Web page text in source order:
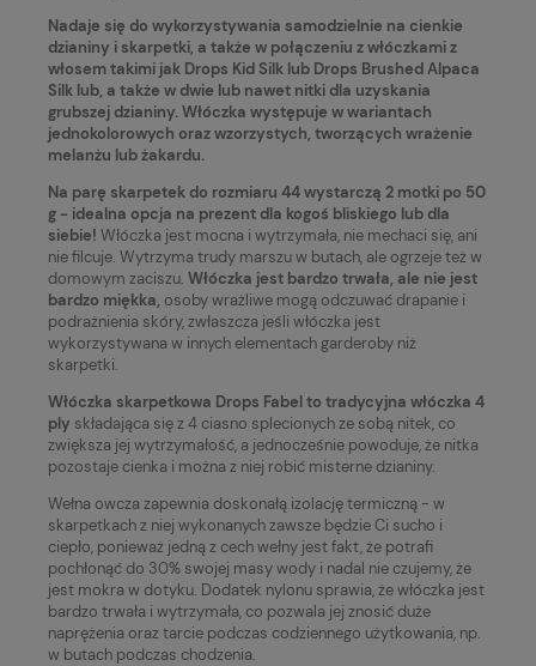
Nadaje się do wykorzystywania samodzielnie na cienkie
dzianiny i skarpetki, a także w połączeniu z włóczkami z
włosem takimi jak Drops Kid Silk lub Drops Brushed Alpaca
Silk lub, a także w dwie lub nawet nitki dla uzyskania
grubszej dzianiny. Włóczka występuje w wariantach
jednokolorowych oraz wzorzystych, tworzących wrażenie
melanżu lub żakardu.
Na parę skarpetek do rozmiaru 44 wystarczą 2 motki po 50
g - idealna opcja na prezent dla kogoś bliskiego lub dla
siebie! Włóczka jest mocna i wytrzymała, nie mechaci się, ani
nie filcuje. Wytrzyma trudy marszu w butach, ale ogrzeje też w
domowym zaciszu. Włóczka jest bardzo trwała, ale nie jest
bardzo miękka, osoby wrażliwe mogą odczuwać drapanie i
podrażnienia skóry, zwłaszcza jeśli włóczka jest
wykorzystywana w innych elementach garderoby niż
skarpetki.
Włóczka skarpetkowa Drops Fabel to tradycyjna włóczka 4
ply składająca się z 4 ciasno splecionych ze sobą nitek, co
zwiększa jej wytrzymałość, a jednocześnie powoduje, że nitka
pozostaje cienka i można z niej robić misterne dzianiny.
Wełna owcza zapewnia doskonałą izolację termiczną - w
skarpetkach z niej wykonanych zawsze będzie Ci sucho i
ciepło, ponieważ jedną z cech wełny jest fakt, że potrafi
pochłonąć do 30% swojej masy wody i nadal nie czujemy, że
jest mokra w dotyku. Dodatek nylonu sprawia, że włóczka jest
bardzo trwała i wytrzymała, co pozwala jej znosić duże
naprężenia oraz tarcie podczas codziennego użytkowania, np.
w butach podczas chodzenia.